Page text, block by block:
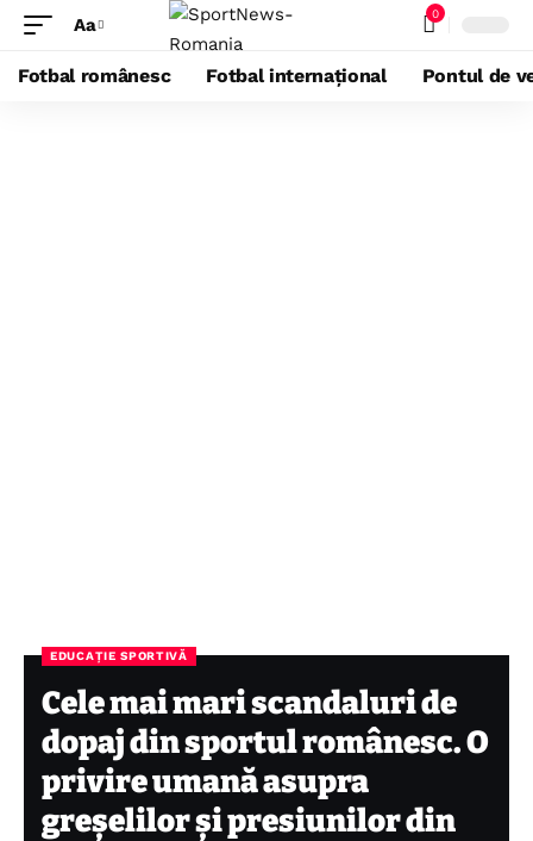
Aa 0
Fotbal românesc Fotbal internațional Pontul de
EDUCAȚIE SPORTIVĂ
Cele mai mari scandaluri de
dopaj din sportul românesc. O
privire umană asupra
greșelilor și presiunilor din